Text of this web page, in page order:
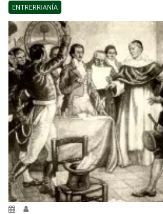
ENTRERRIANÍA